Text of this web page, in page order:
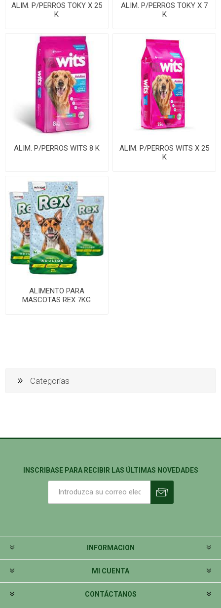
ALIM. P/PERROS TOKY X 25
K
ALIM. P/PERROS TOKY X 7
K
ALIM. P/PERROS WITS 8 K
ALIM. P/PERROS WITS X 25
K
ALIMENTO PARA
MASCOTAS REX 7KG
Categorías
INSCRIBASE PARA RECIBIR LAS ÚLTIMAS NOVEDADES
INFORMACION
MI CUENTA
CONTÁCTANOS